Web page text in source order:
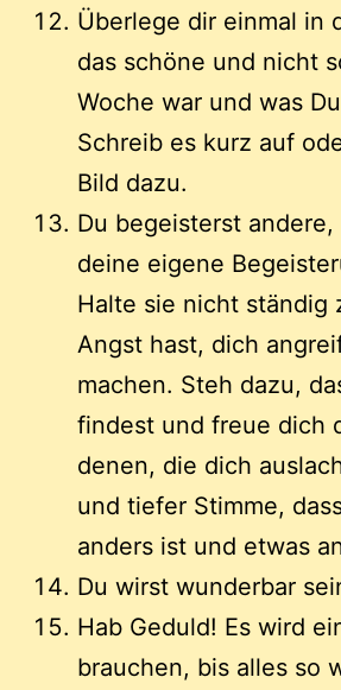
Überlege dir einmal in
das schöne und nicht
Woche war und was
Schreib es kurz auf
Bild dazu.
Du begeisterst andere,
deine eigene
Halte sie nicht ständig
Angst hast, dich
machen. Steh dazu,
findest und freue dich
denen, die dich
und tiefer Stimme,
anders ist und etwas
Du wirst wunderbar
Hab Geduld! Es wird
brauchen, bis alles so